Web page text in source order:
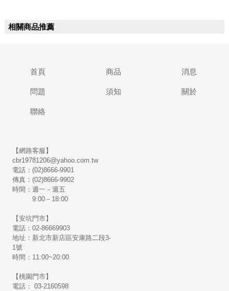
相關商品推薦
首頁 商品 消息
問題 須知 關於
聯絡
【網路客服】
cbr19781206@yahoo.com.tw
電話：(02)8666-9901
傳真：(02)8666-9902
時間：週一－週五
9:00－18:00
【安坑門市】
電話：02-86669903
地址：新北市新店區安康路二段3-
1號
時間：11:00~20:00
【桃園門市】
電話： 03-2160598